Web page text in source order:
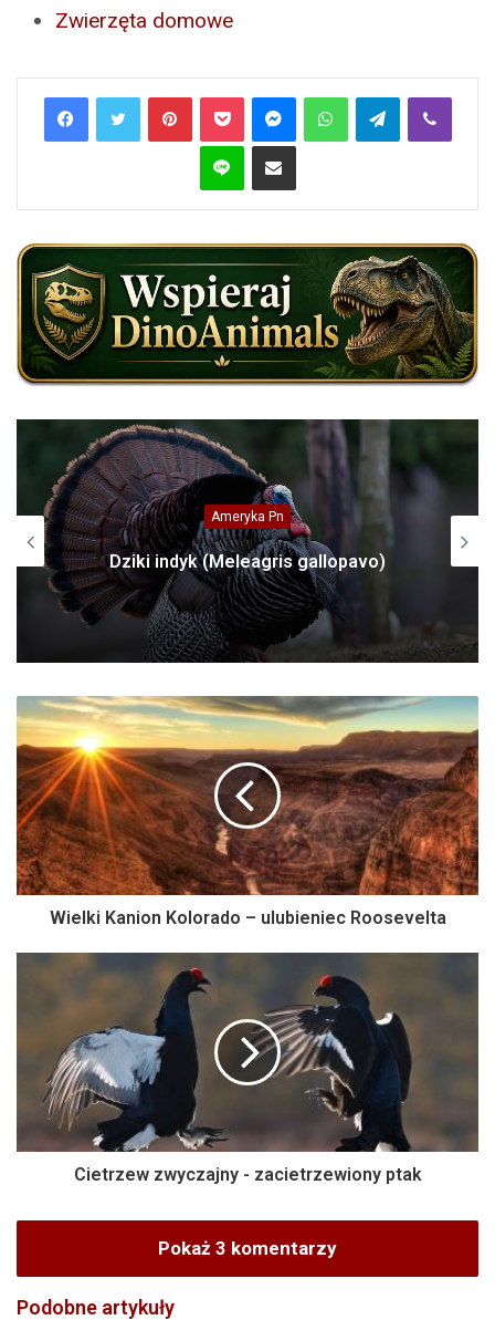
Zwierzęta domowe
PinterestPocket MessengerWhatsAppTelegramViber
Line Share via Email
Ameryka Pn
Dziki indyk (Meleagris gallopavo)
Wielki Kanion Kolorado – ulubieniec Roosevelta
Cietrzew zwyczajny - zacietrzewiony ptak
Pokaż 3 komentarzy
Podobne artykuły